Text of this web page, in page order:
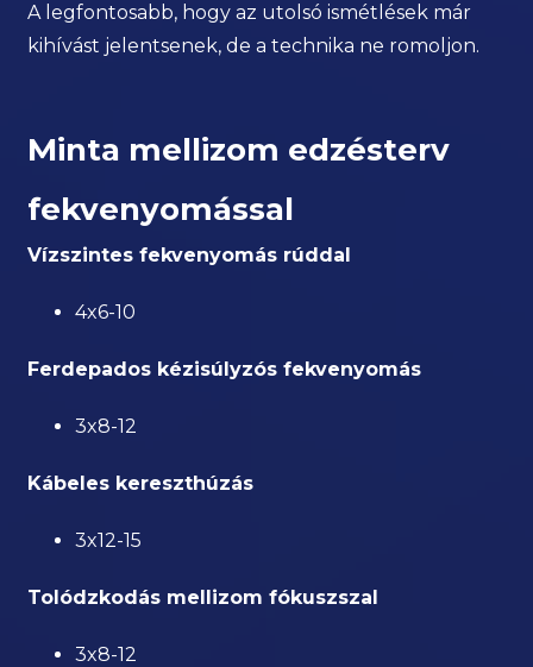
A legfontosabb, hogy az utolsó ismétlések már
kihívást jelentsenek, de a technika ne romoljon.
Minta mellizom edzésterv
fekvenyomással
Vízszintes fekvenyomás rúddal
4x6-10
Ferdepados kézisúlyzós fekvenyomás
3x8-12
Kábeles kereszthúzás
3x12-15
Tolódzkodás mellizom fókuszszal
3x8-12